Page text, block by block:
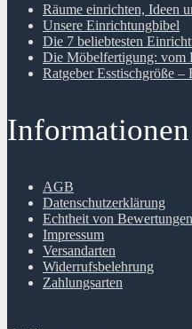
Räume einrichten, Ideen
Unsere Einrichtungbibel
Die 7 beliebtesten
Die Möbelfertigung: vom
Ratgeber Esstischgröße –
Informationen
AGB
Datenschutzerklärung
Echtheit von Bewertungen
Impressum
Versandarten
Widerrufsbelehrung
Zahlungsarten